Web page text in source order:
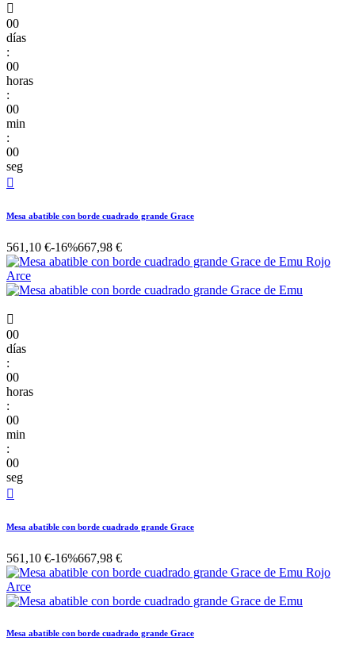

00
días
:
00
horas
:
00
min
:
00
seg

Mesa abatible con borde cuadrado grande Grace
561,10 €-16%667,98 €

00
días
:
00
horas
:
00
min
:
00
seg

Mesa abatible con borde cuadrado grande Grace
561,10 €-16%667,98 €
Mesa abatible con borde cuadrado grande Grace